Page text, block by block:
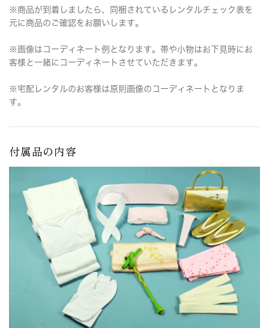
※商品が到着しましたら、同梱されているレンタルチェック表を
元に商品のご確認をお願いします。
※画像はコーディネート例となります。帯や小物はお下見時にお
客様と一緒にコーディネートさせていただきます。
※宅配レンタルのお客様は原則画像のコーディネートとなりま
す。
付属品の内容